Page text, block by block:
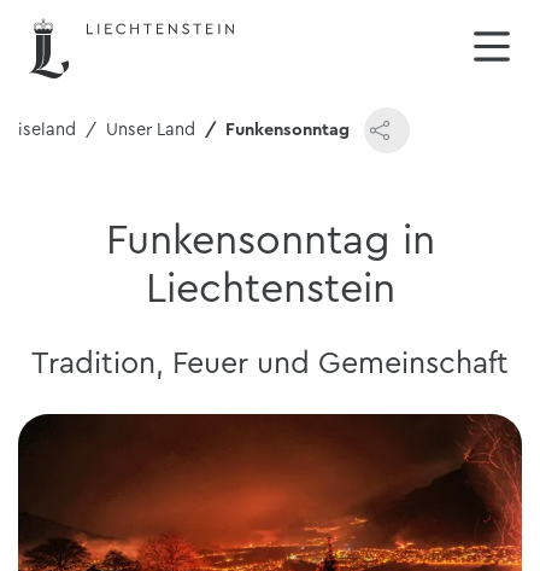
Unser Land Funkensonntag
Funkensonntag in
Liechtenstein
Tradition, Feuer und Gemeinschaft